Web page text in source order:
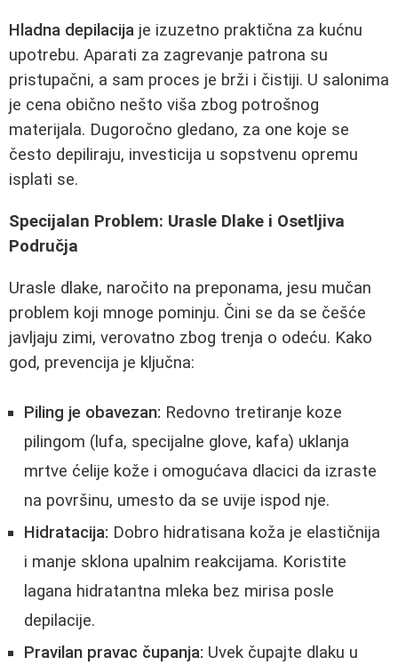
Hladna depilacija je izuzetno praktična za kućnu
upotrebu. Aparati za zagrevanje patrona su
pristupačni, a sam proces je brži i čistiji. U salonima
je cena obično nešto viša zbog potrošnog
materijala. Dugoročno gledano, za one koje se
često depiliraju, investicija u sopstvenu opremu
isplati se.
Specijalan Problem: Urasle Dlake i Osetljiva
Područja
Urasle dlake, naročito na preponama, jesu mučan
problem koji mnoge pominju. Čini se da se češće
javljaju zimi, verovatno zbog trenja o odeću. Kako
god, prevencija je ključna:
Piling je obavezan: Redovno tretiranje koze
pilingom (lufa, specijalne glove, kafa) uklanja
mrtve ćelije kože i omogućava dlacici da izraste
na površinu, umesto da se uvije ispod nje.
Hidratacija: Dobro hidratisana koža je elastičnija
i manje sklona upalnim reakcijama. Koristite
lagana hidratantna mleka bez mirisa posle
depilacije.
Pravilan pravac čupanja: Uvek čupajte dlaku u